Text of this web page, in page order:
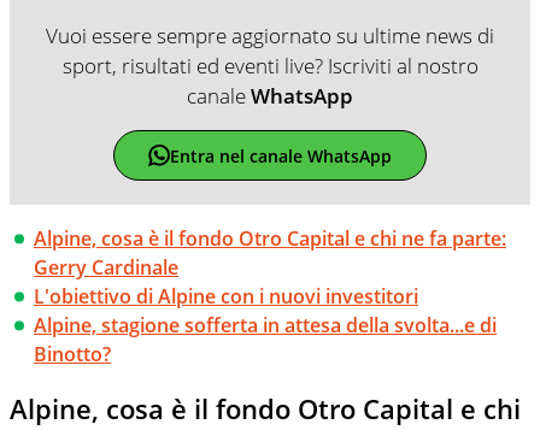
Vuoi essere sempre aggiornato su ultime news di
sport, risultati ed eventi live? Iscriviti al nostro
canaleWhatsApp
Entra nel canale WhatsApp
Alpine, cosa è il fondo Otro Capital e chi ne fa parte:
Gerry Cardinale
L'obiettivo di Alpine con i nuovi investitori
Alpine, stagione sofferta in attesa della svolta...e di
Binotto?
Alpine, cosa è il fondo Otro Capital e chi